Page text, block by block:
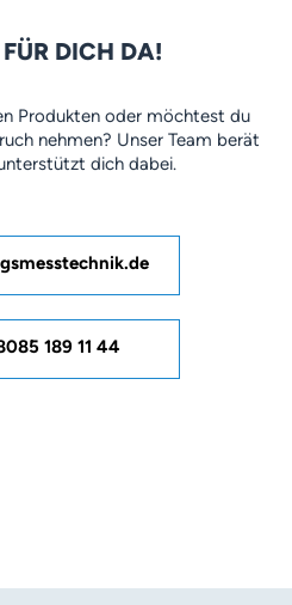
DICH DA!
Produkten oder möchtest du
nehmen? Unser Team berät
dich dabei.
189 11 44